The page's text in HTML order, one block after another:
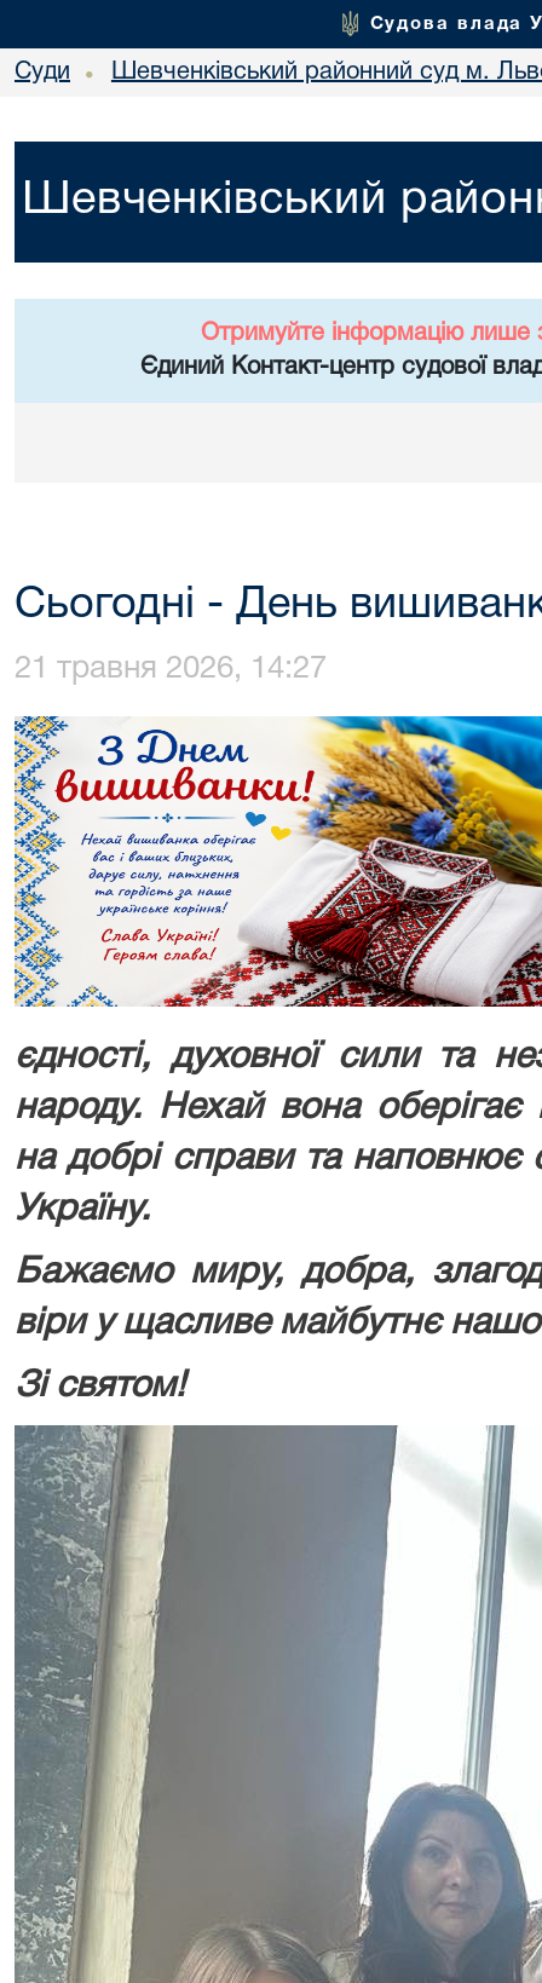
Судова влада
Суди • Шевченківський районний суд м.
Шевченківський
Отримуйте інформацію лише
Єдиний Контакт-центр судової
Сьогодні - День
21 травня 2026, 14:27
єдності, духовної сили та
народу. Нехай вона
на добрі справи та наповнює
Україну.
Бажаємо миру, добра,
віри у щасливе майбутнє
Зі святом!